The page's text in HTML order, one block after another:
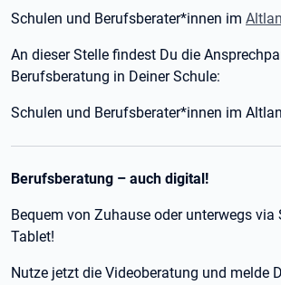
Schulen und Berufsberater*innen im
An dieser Stelle findest Du die
Berufsberatung in Deiner Schule:
Schulen und Berufsberater*innen im
Berufsberatung – auch digital!
Bequem von Zuhause oder unterwegs via
Tablet!
Nutze jetzt die Videoberatung und melde